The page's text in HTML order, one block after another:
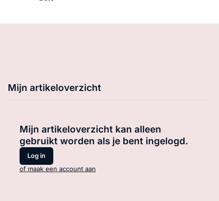
Mijn artikeloverzicht
Mijn artikeloverzicht kan alleen
gebruikt worden als je bent ingelogd.
Log in
of maak een account aan